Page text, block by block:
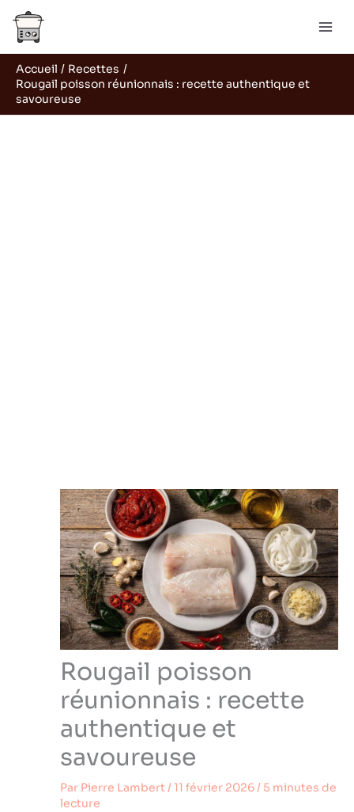
Aller
contenu
Accueil
Recettes
Rougail poisson réunionnais : recette authentique et
savoureuse
Rougail poisson
réunionnais : recette
authentique et
savoureuse
Par Pierre Lambert/11 février 2026/ 5 minutes de
lecture
e
c
h
e